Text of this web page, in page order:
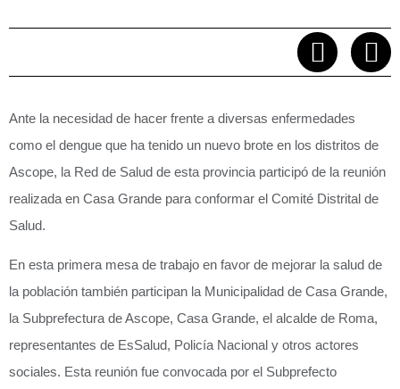
Ante la necesidad de hacer frente a diversas enfermedades
como el dengue que ha tenido un nuevo brote en los distritos de
Ascope, la Red de Salud de esta provincia participó de la reunión
realizada en Casa Grande para conformar el Comité Distrital de
Salud.
En esta primera mesa de trabajo en favor de mejorar la salud de
la población también participan la Municipalidad de Casa Grande,
la Subprefectura de Ascope, Casa Grande, el alcalde de Roma,
representantes de EsSalud, Policía Nacional y otros actores
sociales. Esta reunión fue convocada por el Subprefecto